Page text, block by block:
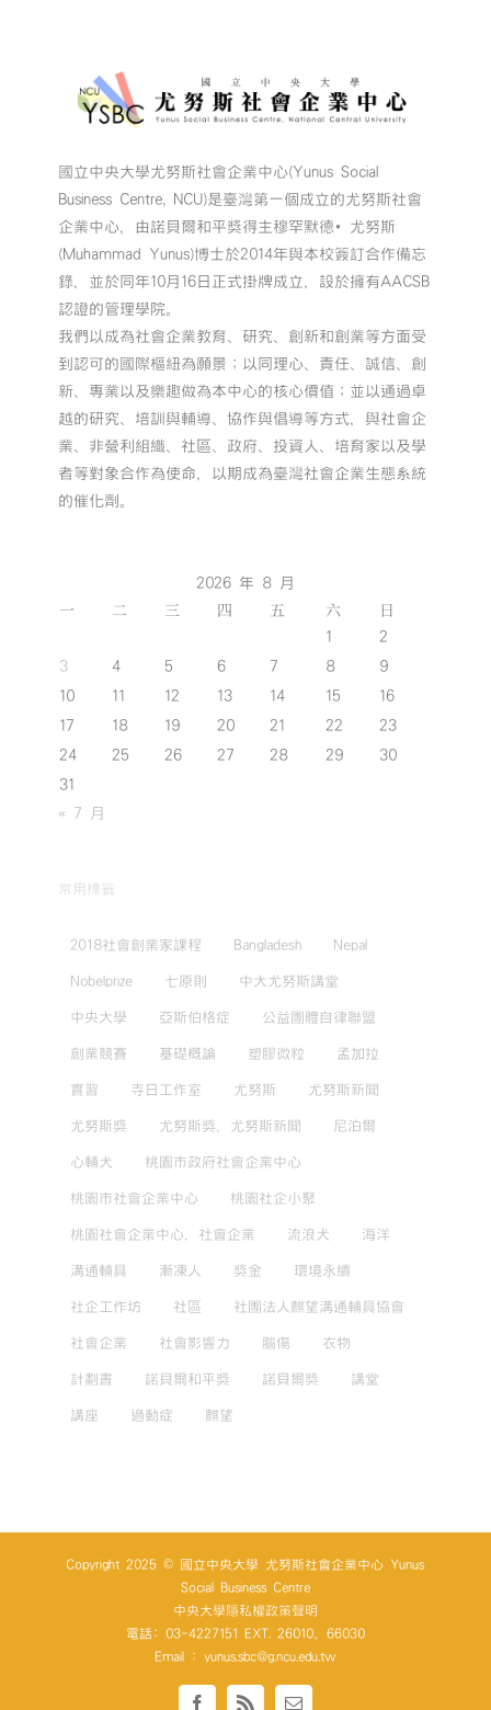
國立中央大學尤努斯社會企業中心(Yunus Social
Business Centre, NCU)是臺灣第一個成立的尤努斯社會
企業中心，由諾貝爾和平獎得主穆罕默德•尤努斯
(Muhammad Yunus)博士於2014年與本校簽訂合作備忘
錄，並於同年10月16日正式掛牌成立，設於擁有AACSB
認證的管理學院。
我們以成為社會企業教育、研究、創新和創業等方面受
到認可的國際樞紐為願景；以同理心、責任、誠信、創
新、專業以及樂趣做為本中心的核心價值；並以通過卓
越的研究、培訓與輔導、協作與倡導等方式，與社會企
業、非營利組織、社區、政府、投資人、培育家以及學
者等對象合作為使命，以期成為臺灣社會企業生態系統
的催化劑。
2026 年 8 月
一 二 三 四 五 六 日
1
2
3
4 5 6 7 8
9
10
11 12 13 14 15
16
17
18 19 20 21 22
23
24
25 26 27 28 29
30
31
« 7 月
常用標籤
2018社會創業家課程 Bangladesh Nepal
Nobelprize 七原則 中大尤努斯講堂
中央大學 亞斯伯格症 公益團體自律聯盟
創業競賽 基礎概論 塑膠微粒 孟加拉
實習 寺日工作室 尤努斯 尤努斯新聞
尤努斯獎 尤努斯獎，尤努斯新聞 尼泊爾
心輔犬 桃園市政府社會企業中心
桃園市社會企業中心 桃園社企小聚
桃園社會企業中心，社會企業 流浪犬 海洋
溝通輔具 漸凍人 獎金 環境永續
社企工作坊 社區 社團法人麒望溝通輔具協會
社會企業 社會影響力 腦傷 衣物
計劃書 諾貝爾和平獎 諾貝爾獎 講堂
講座 過動症 麒望
Copyright 2025 © 國立中央大學 尤努斯社會企業中心 Yunus
Social Business Centre
中央大學隱私權政策聲明
電話: 03-4227151 EXT. 26010、66030
Email : yunus.sbc@g.ncu.edu.tw